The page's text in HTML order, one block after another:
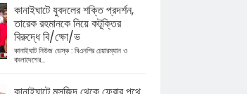
কানাইঘাটে যুবদলের শক্তি প্রদর্শন,
তারেক রহমানকে নিয়ে কটূক্তির
বিরুদ্ধে বি/ক্ষো/ভ
কানাইঘাট নিউজ ডেস্ক : বিএনপির চেয়ারম্যান ও
বাংলাদেশের...